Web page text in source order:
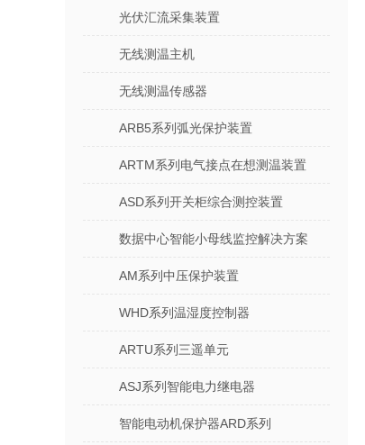
光伏汇流采集装置
无线测温主机
无线测温传感器
ARB5系列弧光保护装置
ARTM系列电气接点在想测温装置
ASD系列开关柜综合测控装置
数据中心智能小母线监控解决方案
AM系列中压保护装置
WHD系列温湿度控制器
ARTU系列三遥单元
ASJ系列智能电力继电器
智能电动机保护器ARD系列